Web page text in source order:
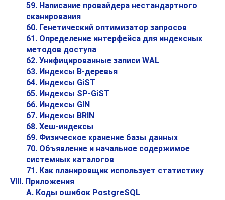
59. Написание провайдера нестандартного
сканирования
60. Генетический оптимизатор запросов
61. Определение интерфейса для индексных
методов доступа
62. Унифицированные записи WAL
63. Индексы B-деревья
64. Индексы GiST
65. Индексы SP-GiST
66. Индексы GIN
67. Индексы BRIN
68. Хеш-индексы
69. Физическое хранение базы данных
70. Объявление и начальное содержимое
системных каталогов
71. Как планировщик использует статистику
VIII. Приложения
A. Коды ошибок PostgreSQL